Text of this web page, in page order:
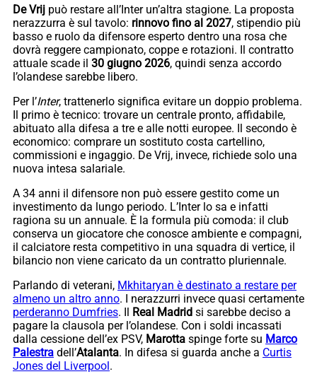
De Vrij può restare all’Inter un’altra stagione. La proposta
nerazzurra è sul tavolo: rinnovo fino al 2027, stipendio più
basso e ruolo da difensore esperto dentro una rosa che
dovrà reggere campionato, coppe e rotazioni. Il contratto
attuale scade il 30 giugno 2026, quindi senza accordo
l’olandese sarebbe libero.
Per l’Inter, trattenerlo significa evitare un doppio problema.
Il primo è tecnico: trovare un centrale pronto, affidabile,
abituato alla difesa a tre e alle notti europee. Il secondo è
economico: comprare un sostituto costa cartellino,
commissioni e ingaggio. De Vrij, invece, richiede solo una
nuova intesa salariale.
A 34 anni il difensore non può essere gestito come un
investimento da lungo periodo. L’Inter lo sa e infatti
ragiona su un annuale. È la formula più comoda: il club
conserva un giocatore che conosce ambiente e compagni,
il calciatore resta competitivo in una squadra di vertice, il
bilancio non viene caricato da un contratto pluriennale.
Parlando di veterani, Mkhitaryan è destinato a restare per
almeno un altro anno. I nerazzurri invece quasi certamente
perderanno Dumfries. Il Real Madrid si sarebbe deciso a
pagare la clausola per l’olandese. Con i soldi incassati
dalla cessione dell’ex PSV, Marotta spinge forte su Marco
Palestra dell’Atalanta. In difesa si guarda anche a Curtis
Jones del Liverpool .